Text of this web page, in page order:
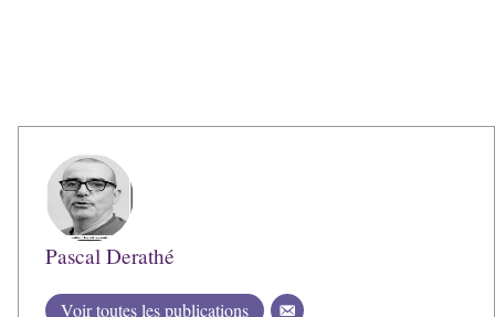
Pascal Derathé
Voir toutes les publications